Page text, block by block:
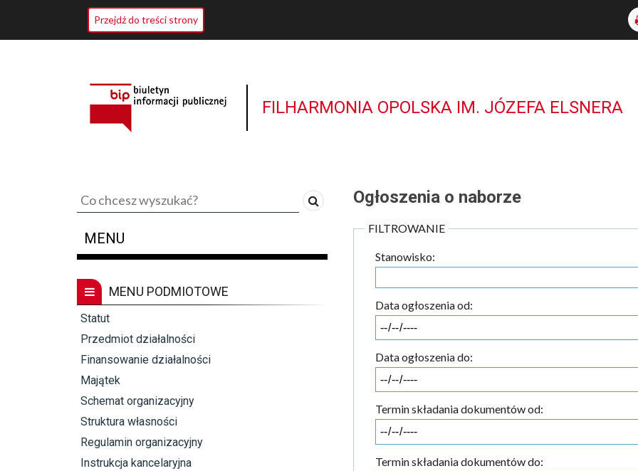
Przejdź do treści strony
FILHARMONIA OPOLSKA IM. JÓZEFA ELSNERA
Tekst
do
MENU
MENU PODMIOTOWE
Statut
Przedmiot działalności
Finansowanie działalności
Majątek
Schemat organizacyjny
Struktura własności
Regulamin organizacyjny
Instrukcja kancelaryjna
Ogłoszenia o naborze
FILTROWANIE
Stanowisko:
Data ogłoszenia od:
Data ogłoszenia do:
Termin składania dokumentów od:
Termin składania dokumentów do: